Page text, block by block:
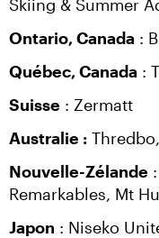
Skiing & Summer
Ontario, Canada :
Québec, Canada :
Suisse : Zermatt
Australie :
Nouvelle-Zélande
Remarkables, Mt
Japon : Niseko